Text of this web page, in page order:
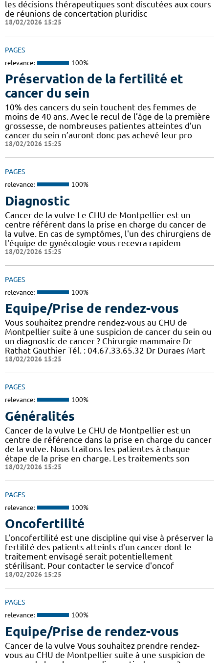
les décisions thérapeutiques sont discutées aux cours
de réunions de concertation pluridisc
18/02/2026 15:25
PAGES
relevance: 100%
Préservation de la fertilité et
cancer du sein
10% des cancers du sein touchent des femmes de
moins de 40 ans. Avec le recul de l’âge de la première
grossesse, de nombreuses patientes atteintes d’un
cancer du sein n’auront donc pas achevé leur pro
18/02/2026 15:25
PAGES
relevance: 100%
Diagnostic
Cancer de la vulve Le CHU de Montpellier est un
centre référent dans la prise en charge du cancer de
la vulve. En cas de symptômes, l'un des chirurgiens de
l'équipe de gynécologie vous recevra rapidem
18/02/2026 15:25
PAGES
relevance: 100%
Equipe/Prise de rendez-vous
Vous souhaitez prendre rendez-vous au CHU de
Montpellier suite à une suspicion de cancer du sein ou
un diagnostic de cancer ? Chirurgie mammaire Dr
Rathat Gauthier Tél. : 04.67.33.65.32 Dr Duraes Mart
18/02/2026 15:25
PAGES
relevance: 100%
Généralités
Cancer de la vulve Le CHU de Montpellier est un
centre de référence dans la prise en charge du cancer
de la vulve. Nous traitons les patientes à chaque
étape de la prise en charge. Les traitements son
18/02/2026 15:25
PAGES
relevance: 100%
Oncofertilité
L'oncofertilité est une discipline qui vise à préserver la
fertilité des patients atteints d'un cancer dont le
traitement envisagé serait potentiellement
stérilisant. Pour contacter le service d'oncof
18/02/2026 15:25
PAGES
relevance: 100%
Equipe/Prise de rendez-vous
Cancer de la vulve Vous souhaitez prendre rendez-
vous au CHU de Montpellier suite à une suspicion de